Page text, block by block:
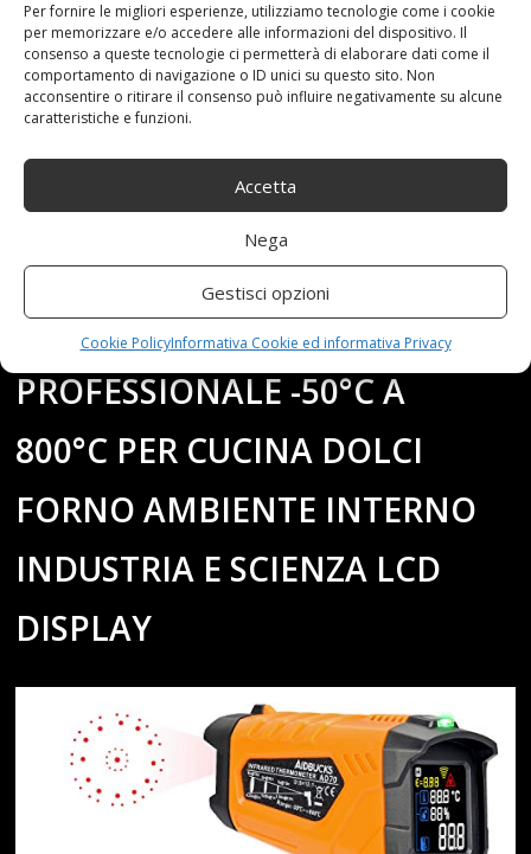
Per fornire le migliori esperienze, utilizziamo tecnologie come i cookie
per memorizzare e/o accedere alle informazioni del dispositivo. Il
consenso a queste tecnologie ci permetterà di elaborare dati come il
comportamento di navigazione o ID unici su questo sito. Non
acconsentire o ritirare il consenso può influire negativamente su alcune
caratteristiche e funzioni.
Accetta
Nega
Gestisci opzioni
Cookie PolicyInformativa Cookie ed informativa Privacy
08-11-20
By:redazione
Tag:50C,800C,AD70,ambiente, cucina,Digitale,Display ,dolci,forno
industria,infrarossi,interno,Laser ,LCD,Pistola,professionale,
scienza,Termometro
Category:Shop 0 comments
TERMOMETRO A INFRAROSSI
AD70 TERMOMETRO
DIGITALE LASER PISTOLA
TERMOMETRO
PROFESSIONALE -50°C A
800°C PER CUCINA DOLCI
FORNO AMBIENTE INTERNO
INDUSTRIA E SCIENZA LCD
DISPLAY